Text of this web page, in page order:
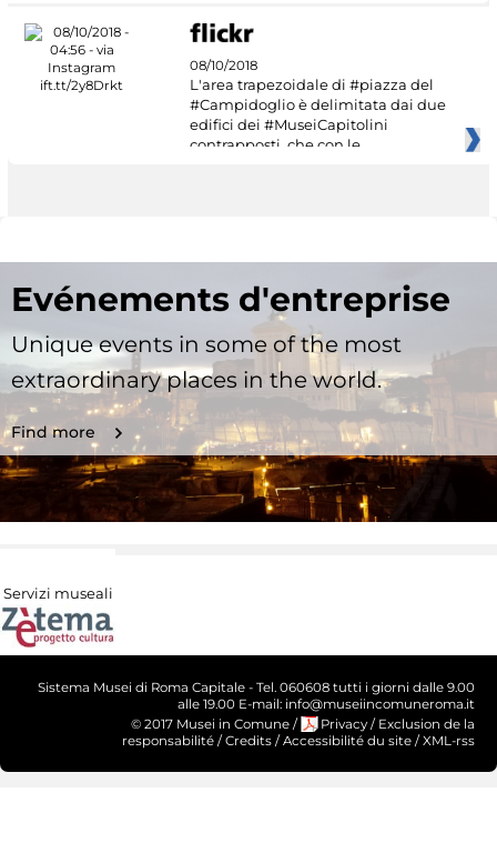
08/10/2018
L'area trapezoidale di #piazza del
#Campidoglio è delimitata dai due
edifici dei #MuseiCapitolini
contrapposti, che con le
Evénements d'entreprise
Unique events in some of the most
extraordinary places in the world.
Find more
Servizi museali
Sistema Musei di Roma Capitale - Tel. 060608 tutti i giorni dalle 9.00
alle 19.00 E-mail: info@museiincomuneroma.it
© 2017 Musei in Comune / Privacy / Exclusion de la
responsabilité / Credits / Accessibilité du site / XML-rss